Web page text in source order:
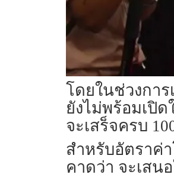
โดยในช่วงกา
ยังไม่พร้อมเปิ
จะเสร็จครบ
สำหรับอัตราค่
คาดว่า จะเสน